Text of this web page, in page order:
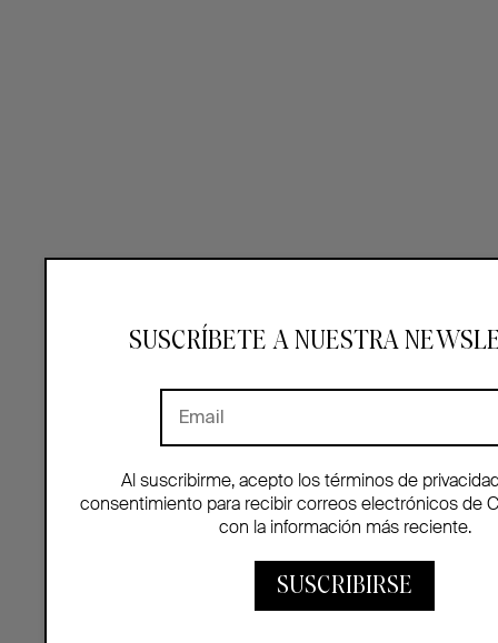
SUSCRÍBETE A NUESTRA
Al suscribirme, acepto los términos de
consentimiento para recibir correos electrónicos de
con la información más reciente.
SUSCRIBIRSE